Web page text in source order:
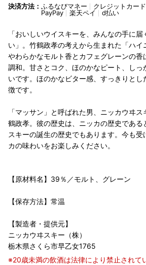
決済方法： ふるなびマネー クレジットカード
PayPay
楽天ペイ d払い
「おいしいウイスキーを、みんなの手に
い」。竹鶴政孝の考えから生まれた「ハイ
やわらかなモルト香とカフェグレーンの香
調和。甘さとコク、ほのかなピート、しっ
いです。ほのかなビター感、すっきりと
徴です。
「マッサン」と呼ばれた男、ニッカウヰ
鶴政孝。彼の歴史は、ニッカの歴史である
スキーの誕生の歴史でもあります。今も受
カの味わいをお楽しみください。
【原材料名】39％／モルト、グレーン
【保存方法】常温
【製造者・提供元】
ニッカウヰスキー（株）
栃木県さくら市早乙女1765
※20歳未満の飲酒は法律により禁止されて